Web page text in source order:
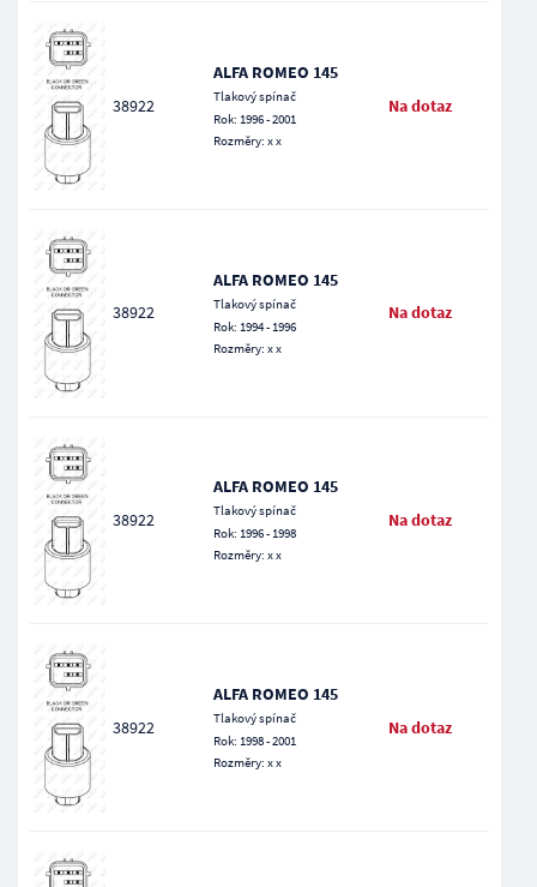
38922
ALFA ROMEO 145
Tlakový spínač
Rok: 1996 - 2001
Rozměry: x x
Na dotaz
38922
ALFA ROMEO 145
Tlakový spínač
Rok: 1994 - 1996
Rozměry: x x
Na dotaz
38922
ALFA ROMEO 145
Tlakový spínač
Rok: 1996 - 1998
Rozměry: x x
Na dotaz
38922
ALFA ROMEO 145
Tlakový spínač
Rok: 1998 - 2001
Rozměry: x x
Na dotaz